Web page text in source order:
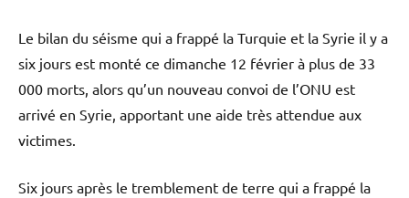
Le bilan du séisme qui a frappé la Turquie et la Syrie il y a
six jours est monté ce dimanche 12 février à plus de 33
000 morts, alors qu’un nouveau convoi de l’ONU est
arrivé en Syrie, apportant une aide très attendue aux
victimes.
Six jours après le tremblement de terre qui a frappé la